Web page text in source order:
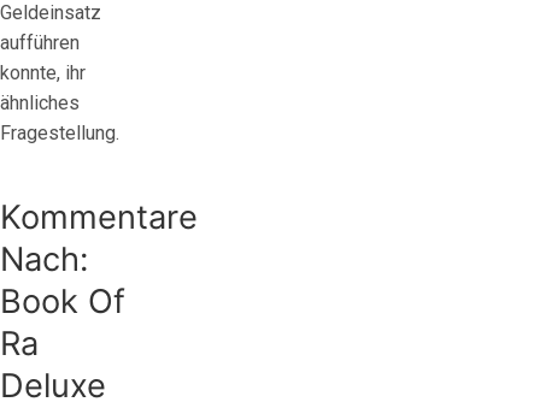
Geldeinsatz
aufführen
konnte, ihr
ähnliches
Fragestellung.
Kommentare
Nach:
Book Of
Ra
Deluxe